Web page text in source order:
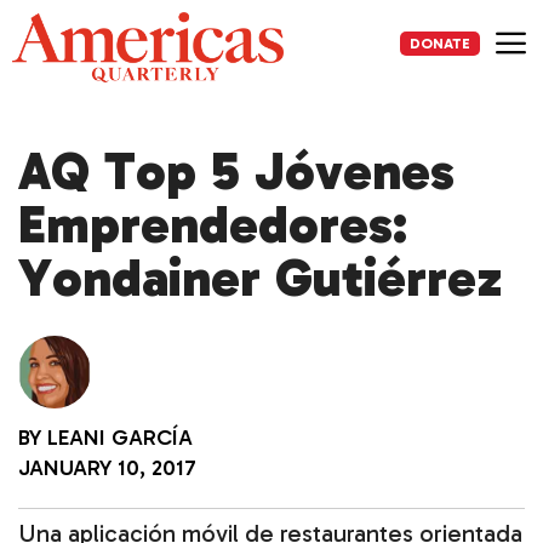
Skip
to
content
DONATE
AQ Top 5 Jóvenes
Emprendedores:
Yondainer Gutiérrez
BY LEANI GARCÍA
JANUARY 10, 2017
Una aplicación móvil de restaurantes orientada